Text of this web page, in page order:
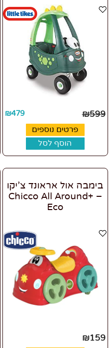
₪599
₪479
פרטים נוספים
הוסף לסל
בימבה אול אראונד צ’יקו
– +Chicco All Around
Eco
₪159